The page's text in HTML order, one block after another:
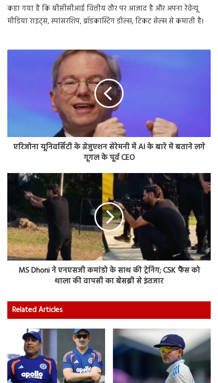
कहा गया है कि बीसीसीआई वित्तीय तौर पर आजाद है और अपना रेवेन्यू
मीडिया राइट्स, स्पांसरशिप, ब्रॉडकास्टिंग डील्स, टिकट सेल्स से कमाती है।
एरिजोना यूनिवर्सिटी के ग्रेजुएशन सेरेमनी में AI के बारे में बताने लगे
गूगल के पूर्व CEO
MS Dhoni ने एनएसजी कमांडो के साथ की ट्रेनिंग; CSK फैंस को
थाला की वापसी का बेसब्री से इंतजार
Related Articles